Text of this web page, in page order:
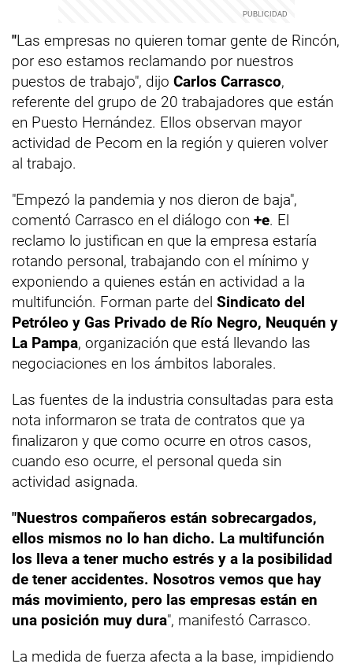
"Las empresas no quieren tomar gente de Rincón,
por eso estamos reclamando por nuestros
puestos de trabajo", dijo Carlos Carrasco,
referente del grupo de 20 trabajadores que están
en Puesto Hernández. Ellos observan mayor
actividad de Pecom en la región y quieren volver
al trabajo.
"Empezó la pandemia y nos dieron de baja",
comentó Carrasco en el diálogo con +e. El
reclamo lo justifican en que la empresa estaría
rotando personal, trabajando con el mínimo y
exponiendo a quienes están en actividad a la
multifunción. Forman parte del Sindicato del
Petróleo y Gas Privado de Río Negro, Neuquén y
La Pampa, organización que está llevando las
negociaciones en los ámbitos laborales.
Las fuentes de la industria consultadas para esta
nota informaron se trata de contratos que ya
finalizaron y que como ocurre en otros casos,
cuando eso ocurre, el personal queda sin
actividad asignada.
"Nuestros compañeros están sobrecargados,
ellos mismos no lo han dicho. La multifunción
los lleva a tener mucho estrés y a la posibilidad
de tener accidentes. Nosotros vemos que hay
más movimiento, pero las empresas están en
una posición muy dura", manifestó Carrasco.
La medida de fuerza afecta a la base, impidiendo